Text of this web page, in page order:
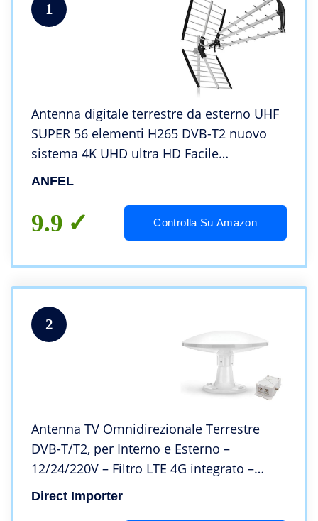
1
Antenna digitale terrestre da esterno UHF
SUPER 56 elementi H265 DVB-T2 nuovo
sistema 4K UHD ultra HD Facile
installazione
ANFEL
9.9 Controlla Su Amazon
2
Antenna TV Omnidirezionale Terrestre
DVB-T/T2, per Interno e Esterno –
12/24/220V – Filtro LTE 4G integrato –
Impermeabile, con Protezione Anti-UV –
Kit Completo di Cavi e Potente
Direct Importer